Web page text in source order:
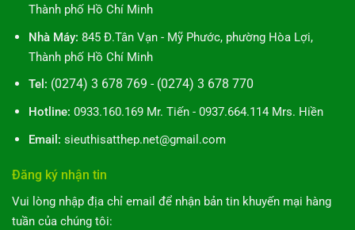
Thành phố Hồ Chí Minh
Nhà Máy: 845 Đ.Tân Vạn - Mỹ Phước, phường Hòa Lợi,
Thành phố Hồ Chí Minh
Tel: (0274) 3 678 769 - (0274) 3 678 770
Hotline: 0933.160.169 Mr. Tiến - 0937.664.114 Mrs. Hiền
Email: sieuthisatthep.net@gmail.com
Đăng ký nhận tin
Vui lòng nhập địa chỉ email để nhận bản tin khuyến mại hàng
tuần của chúng tôi: